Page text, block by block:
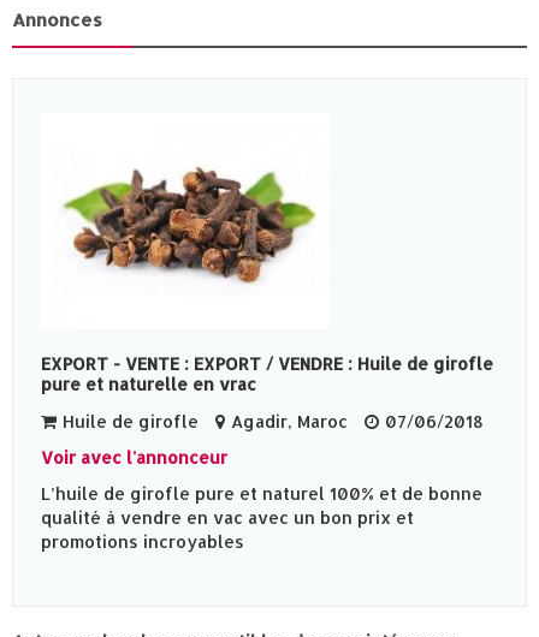
Annonces
EXPORT - VENTE : EXPORT / VENDRE : Huile de girofle
pure et naturelle en vrac
Huile de girofle
Agadir, Maroc
07/06/2018
Voir avec l'annonceur
L’huile de girofle pure et naturel 100% et de bonne
qualité à vendre en vac avec un bon prix et
promotions incroyables